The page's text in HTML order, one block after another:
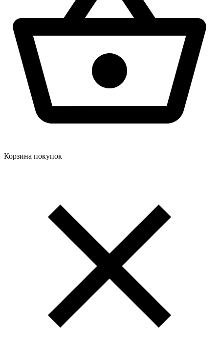
Корзина покупок